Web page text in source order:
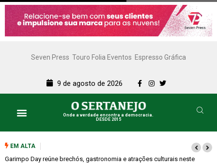
Seven Press Touro Folia Eventos Espresso Gráfica
9 de agosto de 2026
Onde a verdade encontra a democracia.
DESDE 2015
EM ALTA
Bugonia transforma paranoia e conspiração em um suspense imprevisível